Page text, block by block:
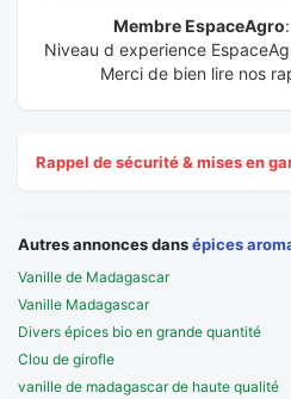
Membre EspaceAgro
Niveau d experience
Merci de bien lire nos
Rappel de sécurité & mises en
Autres annonces dansépices
Vanille de Madagascar
Vanille Madagascar
Divers épices bio en grande quantité
Clou de girofle
vanille de madagascar de haute qualité